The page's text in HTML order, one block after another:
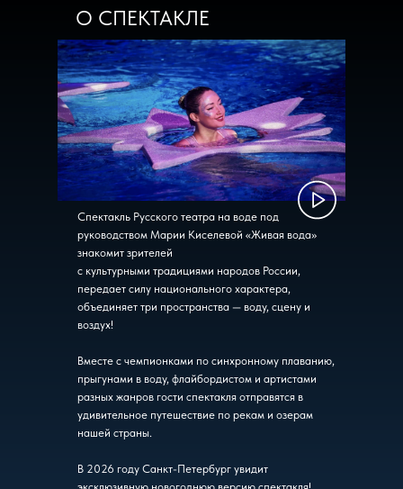
О СПЕКТАКЛЕ
Спектакль Русского театра на воде под
руководством Марии Киселевой «Живая вода»
знакомит зрителей
с культурными традициями народов России,
передает силу национального характера,
объединяет три пространства — воду, сцену и
воздух!
Вместе с чемпионками по синхронному плаванию,
прыгунами в воду, флайбордистом и артистами
разных жанров гости спектакля отправятся в
удивительное путешествие по рекам и озерам
нашей страны.
В 2026 году Санкт-Петербург увидит